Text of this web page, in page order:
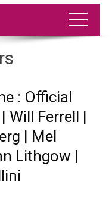
: Official
Will Ferrell |
| Mel
Lithgow |